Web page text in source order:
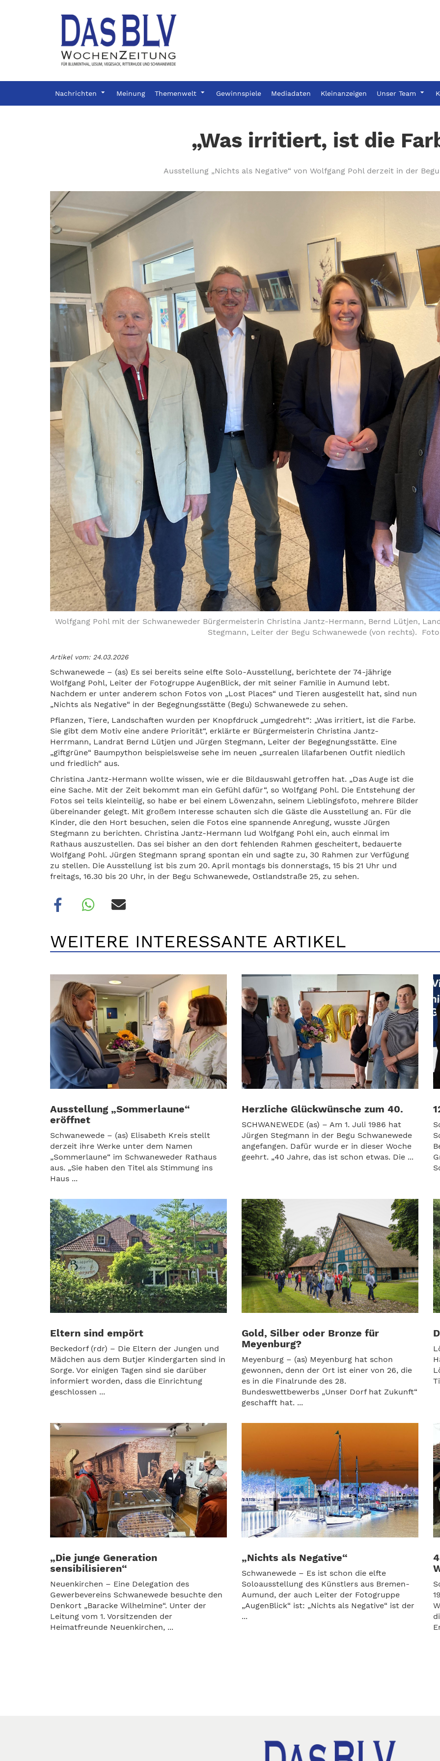
Nachrichten Meinung Themenwelt Gewinnspiele Mediadaten Kleinanzeigen Unser Team
„Was irritiert, ist die
Ausstellung „Nichts als Negative“ von Wolfgang Pohl derzeit in der
Wolfgang Pohl mit der Schwaneweder Bürgermeisterin Christina Jantz-Hermann, Bernd Lütjen,
Stegmann, Leiter der Begu Schwanewede (von rechts).
Artikel vom: 24.03.2026
Schwanewede – (as) Es sei bereits seine elfte Solo-Ausstellung, berichtete der 74-jährige
Wolfgang Pohl, Leiter der Fotogruppe AugenBlick, der mit seiner Familie in Aumund lebt.
Nachdem er unter anderem schon Fotos von „Lost Places“ und Tieren ausgestellt hat, sind nun
„Nichts als Negative“ in der Begegnungsstätte (Begu) Schwanewede zu sehen.
Pflanzen, Tiere, Landschaften wurden per Knopfdruck „umgedreht“: „Was irritiert, ist die Farbe.
Sie gibt dem Motiv eine andere Priorität“, erklärte er Bürgermeisterin Christina Jantz-
Herrmann, Landrat Bernd Lütjen und Jürgen Stegmann, Leiter der Begegnungsstätte. Eine
„giftgrüne“ Baumpython beispielsweise sehe im neuen „surrealen lilafarbenen Outfit niedlich
und friedlich“ aus.
Christina Jantz-Hermann wollte wissen, wie er die Bildauswahl getroffen hat. „Das Auge ist die
eine Sache. Mit der Zeit bekommt man ein Gefühl dafür“, so Wolfgang Pohl. Die Entstehung der
Fotos sei teils kleinteilig, so habe er bei einem Löwenzahn, seinem Lieblingsfoto, mehrere Bilder
übereinander gelegt. Mit großem Interesse schauten sich die Gäste die Ausstellung an. Für die
Kinder, die den Hort besuchen, seien die Fotos eine spannende Anregung, wusste Jürgen
Stegmann zu berichten. Christina Jantz-Hermann lud Wolfgang Pohl ein, auch einmal im
Rathaus auszustellen. Das sei bisher an den dort fehlenden Rahmen gescheitert, bedauerte
Wolfgang Pohl. Jürgen Stegmann sprang spontan ein und sagte zu, 30 Rahmen zur Verfügung
zu stellen. Die Ausstellung ist bis zum 20. April montags bis donnerstags, 15 bis 21 Uhr und
freitags, 16.30 bis 20 Uhr, in der Begu Schwanewede, Ostlandstraße 25, zu sehen.
WEITERE INTERESSANTE ARTIKEL
Ausstellung „Sommerlaune“
eröffnet
Schwanewede – (as) Elisabeth Kreis stellt
derzeit ihre Werke unter dem Namen
„Sommerlaune“ im Schwaneweder Rathaus
aus. „Sie haben den Titel als Stimmung ins
Haus ...
Herzliche Glückwünsche zum 40.
SCHWANEWEDE (as) – Am 1. Juli 1986 hat
Jürgen Stegmann in der Begu Schwanewede
angefangen. Dafür wurde er in dieser Woche
geehrt. „40 Jahre, das ist schon etwas. Die ...
Eltern sind empört
Beckedorf (rdr) – Die Eltern der Jungen und
Mädchen aus dem Butjer Kindergarten sind in
Sorge. Vor einigen Tagen sind sie darüber
informiert worden, dass die Einrichtung
geschlossen ...
Gold, Silber oder Bronze für
Meyenburg?
Meyenburg – (as) Meyenburg hat schon
gewonnen, denn der Ort ist einer von 26, die
es in die Finalrunde des 28.
Bundeswettbewerbs „Unser Dorf hat Zukunft“
geschafft hat. ...
„Die junge Generation
sensibilisieren“
Neuenkirchen – Eine Delegation des
Gewerbevereins Schwanewede besuchte den
Denkort „Baracke Wilhelmine“. Unter der
Leitung vom 1. Vorsitzenden der
Heimatfreunde Neuenkirchen, ...
„Nichts als Negative“
Schwanewede – Es ist schon die elfte
Soloausstellung des Künstlers aus Bremen-
Aumund, der auch Leiter der Fotogruppe
„AugenBlick“ ist: „Nichts als Negative“ ist der
...